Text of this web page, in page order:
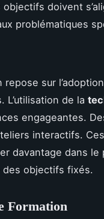
doivent
problématiques
sur
L’utilisation de la
engageantes.
interactifs.
davantage dans le
des objectifs fixés.
Formation